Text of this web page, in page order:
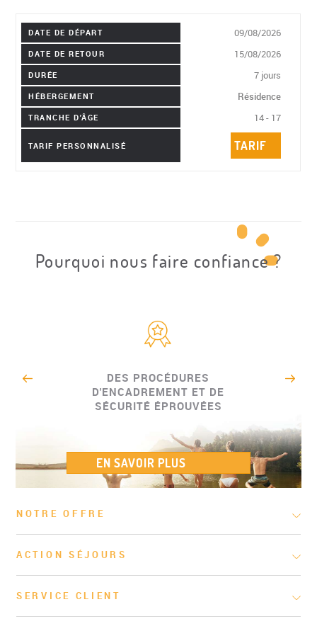
DATE DE DÉPART 09/08/2026
DATE DE RETOUR 15/08/2026
DURÉE 7 jours
HÉBERGEMENT Résidence
TRANCHE D'ÂGE 14 - 17
TARIF PERSONNALISÉ TARIF
Pourquoi nous faire confiance ?
DES PROCÉDURES
D'ENCADREMENT ET DE
SÉCURITÉ ÉPROUVÉES
EN SAVOIR PLUS
NOTRE OFFRE
ACTION SÉJOURS
SERVICE CLIENT